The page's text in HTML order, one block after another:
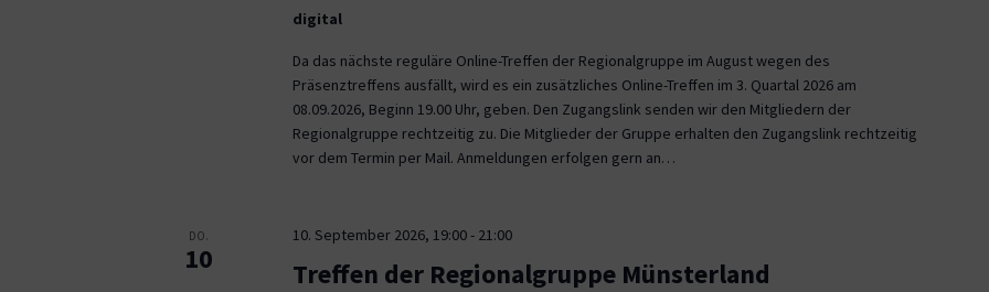
digital
Da das nächste reguläre Online-Treffen der Regionalgruppe im August wegen des
Präsenztreffens ausfällt, wird es ein zusätzliches Online-Treffen im 3. Quartal 2026 am
08.09.2026, Beginn 19.00 Uhr, geben. Den Zugangslink senden wir den Mitgliedern der
Regionalgruppe rechtzeitig zu. Die Mitglieder der Gruppe erhalten den Zugangslink rechtzeitig
vor dem Termin per Mail. Anmeldungen erfolgen gern an…
DO.
10
10. September 2026, 19:00- 21:00
Treffen der Regionalgruppe Münsterland